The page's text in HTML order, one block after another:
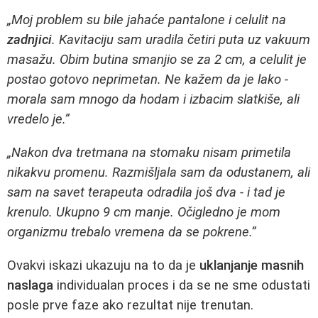
„Moj problem su bile jahaće pantalone i celulit na
zadnjici. Kavitaciju sam uradila četiri puta uz vakuum
masažu. Obim butina smanjio se za 2 cm, a celulit je
postao gotovo neprimetan. Ne kažem da je lako -
morala sam mnogo da hodam i izbacim slatkiše, ali
vredelo je.”
„Nakon dva tretmana na stomaku nisam primetila
nikakvu promenu. Razmišljala sam da odustanem, ali
sam na savet terapeuta odradila još dva - i tad je
krenulo. Ukupno 9 cm manje. Očigledno je mom
organizmu trebalo vremena da se pokrene.”
Ovakvi iskazi ukazuju na to da je uklanjanje masnih
naslaga individualan proces i da se ne sme odustati
posle prve faze ako rezultat nije trenutan.